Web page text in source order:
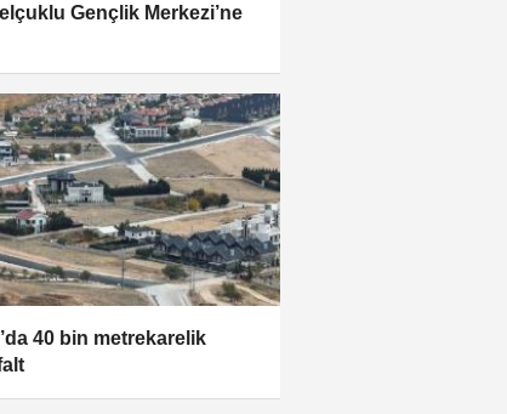
Gençlik Merkezi’ne
40 bin metrekarelik